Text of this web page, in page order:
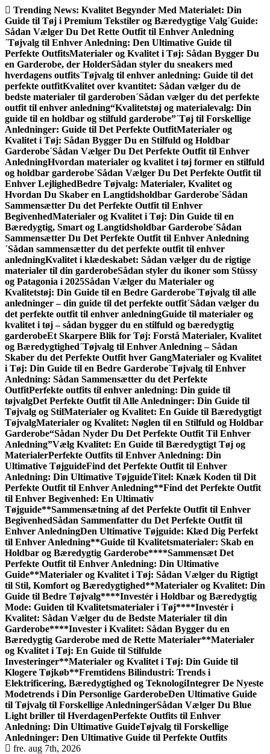
Gå
til
indhold
Trending News: Kvalitet Begynder Med Materialet: Din
Guide til Tøj i Premium Tekstiler og Bæredygtige Valg´Guide:
Sådan Vælger Du Det Rette Outfit til Enhver Anledning
´Tøjvalg til Enhver Anledning: Den Ultimative Guide til
Perfekte OutfitsMaterialer og Kvalitet i Tøj: Sådan Bygger Du
en Garderobe, der HolderSådan styler du sneakers med
hverdagens outfits´Tøjvalg til enhver anledning: Guide til det
perfekte outfitKvalitet over kvantitet: Sådan vælger du de
bedste materialer til garderoben´Sådan vælger du det perfekte
outfit til enhver anledning“Kvalitetstøj og materialevalg: Din
guide til en holdbar og stilfuld garderobe”´Tøj til Forskellige
Anledninger: Guide til Det Perfekte OutfitMaterialer og
Kvalitet i Tøj: Sådan Bygger Du en Stilfuld og Holdbar
Garderobe´Sådan Vælger Du Det Perfekte Outfit til Enhver
AnledningHvordan materialer og kvalitet i tøj former en stilfuld
og holdbar garderobe´Sådan Vælger Du Det Perfekte Outfit til
Enhver LejlighedBedre Tøjvalg: Materialer, Kvalitet og
Hvordan Du Skaber en Langtidsholdbar Garderobe´Sådan
Sammensætter Du det Perfekte Outfit til Enhver
BegivenhedMaterialer og Kvalitet i Tøj: Din Guide til en
Bæredygtig, Smart og Langtidsholdbar Garderobe´Sådan
Sammensætter Du Det Perfekte Outfit til Enhver Anledning
´Sådan sammensætter du det perfekte outfit til enhver
anledningKvalitet i klædeskabet: Sådan vælger du de rigtige
materialer til din garderobeSådan styler du ikoner som Stüssy
og Patagonia i 2025Sådan Vælger du Materialer og
Kvalitetstøj: Din Guide til en Bedre Garderobe´Tøjvalg til alle
anledninger – din guide til det perfekte outfit´Sådan vælger du
det perfekte outfit til enhver anledningGuide til materialer og
kvalitet i tøj – sådan bygger du en stilfuld og bæredygtig
garderobeEt Skarpere Blik for Tøj: Forstå Materialer, Kvalitet
og Bæredygtighed´Tøjvalg til Enhver Anledning – Sådan
Skaber du det Perfekte Outfit hver GangMaterialer og Kvalitet
i Tøj: Din Guide til en Bedre Garderobe´Tøjvalg til Enhver
Anledning: Sådan Sammen­sætter du det Perfekte
OutfitPerfekte outfits til enhver anledning: Din guide til
tøjvalgDet Perfekte Outfit til Alle Anledninger: Din Guide til
Tøjvalg og StilMaterialer og Kvalitet: En Guide til Bæredygtigt
TøjvalgMaterialer og Kvalitet: Nøglen til en Stilfuld og Holdbar
Garderobe“Sådan Nyder Du Det Perfekte Outfit Til Enhver
Anledning”Vælg Kvalitet: En Guide til Bæredygtigt Tøj og
MaterialerPerfekte Outfits til Enhver Anledning: Din
Ultimative TøjguideFind det Perfekte Outfit til Enhver
Anledning: Din Ultimative TøjguideTitel: Knæk Koden til Dit
Perfekte Outfit til Enhver Anledning**Find det Perfekte Outfit
til Enhver Begivenhed: En Ultimativ
Tøjguide**Sammensætning af det Perfekte Outfit til Enhver
BegivenhedSådan Sammenfatter du Det Perfekte Outfit til
Enhver AnledningDen Ultimative Tøjguide: Klæd Dig Perfekt
til Enhver Anledning**Guide til Kvalitetsmaterialer: Skab en
Holdbar og Bæredygtig Garderobe****Sammensæt Det
Perfekte Outfit til Enhver Anledning: Din Ultimative
Guide**Materialer og Kvalitet i Tøj: Sådan Vælger du Rigtigt
til Stil, Komfort og Bæredygtighed**Materialer og Kvalitet: Din
Guide til Bedre Tøjvalg****Investér i Holdbar og Bæredygtig
Mode: Guiden til Kvalitetsmaterialer i Tøj****Investér i
Kvalitet: Sådan Vælger du de Bedste Materialer til din
Garderobe****Invester i Kvalitet: Sådan Bygger du en
Bæredygtig Garderobe med de Rette Materialer**Materialer
og Kvalitet i Tøj: En Guide til Stilfulde
Investeringer**Materialer og Kvalitet i Tøj: Din Guide til
Klogere Tøjkøb**Fremtidens Bilindustri: Trends i
Elektrificering, Bæredygtighed og TeknologiIntegrer De Nyeste
Modetrends i Din Personlige GarderobeDen Ultimative Guide
til Tøjvalg til Forskellige AnledningerSådan Vælger Du Blue
Light briller til HverdagenPerfekte Outfits til Enhver
Anledning: Din Ultimative GuideTøjvalg til Forskellige
Anledninger: Den Ultimative Guide til Perfekte Outfits
fre. aug 7th, 2026